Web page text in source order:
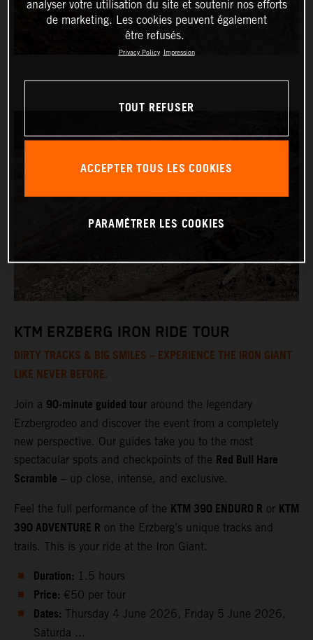
KTM ERZBERG IRON RIDE TOUR
DIRTY TRACKS & BIG SMILES – EXPERIENCE THE IRON GIANT
LIKE NEVER BEFORE.
Join a 90‑minute guided tour around the legendary
Erzbergrodeo and discover the event from a completely
new perspective. Our guides take you to the most
spectacular spots and checkpoints of the Red Bull Hare
Scramble – up close, intense, and exclusive.
Feel the full performance of the KTM 390 ENDURO R or KTM
390 ADVENTURE R on the Erzberg’s unique tracks and
trails. This is your ride at the Iron Giant.
Duration: 1.5 hours
Price: €50 per tour
Dates: Thursday 4 June 2026, Friday 5 June 2026,
Saturda ...
analyser votre utilisation du site et soutenir nos efforts
de marketing. Les cookies peuvent également
être refusés.
Privacy Policy Impression
TOUT REFUSER
ACCEPTER TOUS LES COOKIES
PARAMÉTRER LES COOKIES